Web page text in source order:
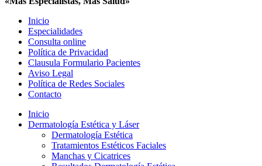
Inicio
Especialidades
Consulta online
Política de Privacidad
Clausula Formulario Pacientes
Aviso Legal
Política de Redes Sociales
Contacto
Inicio
Dermatología Estética y Láser
Dermatología Estética
Tratamientos Estéticos Faciales
Manchas y Cicatrices